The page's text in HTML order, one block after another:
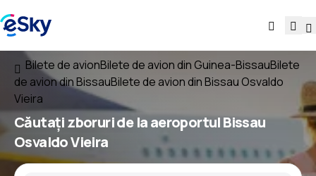
Bilete de avionBilete de avion din Guinea-BissauBilete
de avion din BissauBilete de avion din Bissau Osvaldo
Vieira
Căutațizboruride laaeroportulBissau
Osvaldo Vieira